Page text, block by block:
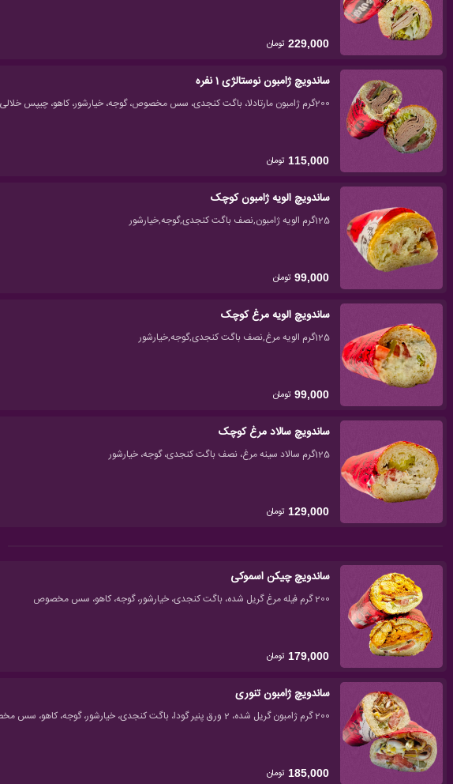
229,000 تومان
ساندویچ ژامبون نوستالژی 1 نفره
200گرم ژامبون مارتادلا، باگت کنجدی، سس مخصوص، گوجه، خیارشور، کاهو، چیپس خلالی
115,000 تومان
ساندویچ الویه ژامبون کوچک
125گرم الویه ژامبون,نصف باگت کنجدی,گوجه,خیارشور
99,000 تومان
ساندویچ الویه مرغ کوچک
125گرم الویه مرغ,نصف باگت کنجدی,گوجه,خیارشور
99,000 تومان
ساندویچ سالاد مرغ کوچک
125گرم سالاد سینه مرغ، نصف باگت کنجدی، گوجه، خیارشور
129,000 تومان
ساندویچ چیکن اسموکی
200 گرم فیله مرغ گریل شده، باگت کنجدی، خیارشور، گوجه، کاهو، سس مخصوص
179,000 تومان
ساندویچ ژامبون تنوری
200 گرم ژامبون گریل شده، 2 ورق پنیر گودا، باگت کنجدی، خیارشور، گوجه، کاهو، سس مخصوص
185,000 تومان